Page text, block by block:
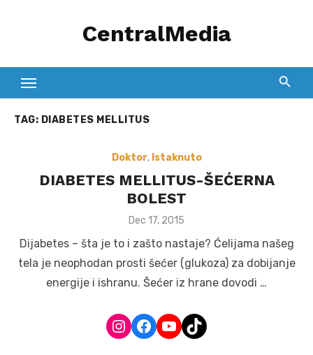
CentralMedia
TAG: DIABETES MELLITUS
Doktor, Istaknuto
DIABETES MELLITUS-ŠEĆERNA
BOLEST
Posted
Dec 17, 2015
Dijabetes – šta je to i zašto nastaje? Ćelijama našeg
tela je neophodan prosti šećer (glukoza) za dobijanje
energije i ishranu. Šećer iz hrane dovodi …
Instagram
Facebook
YouTube
TikTok